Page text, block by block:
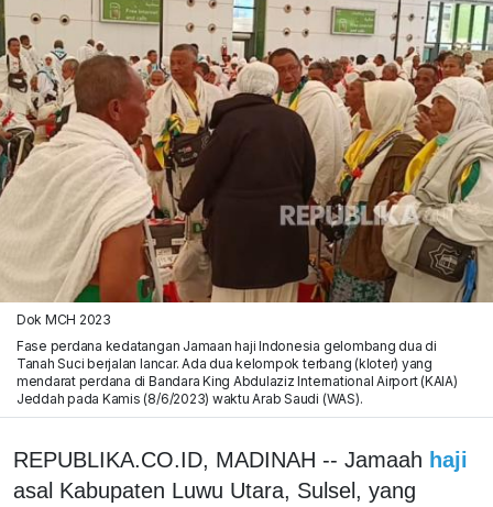
Dok MCH 2023
Fase perdana kedatangan Jamaan haji Indonesia gelombang dua di
Tanah Suci berjalan lancar. Ada dua kelompok terbang (kloter) yang
mendarat perdana di Bandara King Abdulaziz International Airport (KAIA)
Jeddah pada Kamis (8/6/2023) waktu Arab Saudi (WAS).
REPUBLIKA.CO.ID, MADINAH -- Jamaah haji
asal Kabupaten Luwu Utara, Sulsel, yang